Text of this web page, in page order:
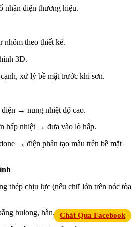
nhận diện thương hiệu.
nhôm theo thiết kế.
3D.
xử lý bề mặt trước khi sơn.
điện → nung nhiệt độ cao.
hấp nhiệt → đưa vào lò hấp.
→ điện phân tạo màu trên bề mặt
thép chịu lực (nếu chữ lớn trên nóc tòa
bulong, hàn, keo chuyên dụng.
Chát Qua Facebook